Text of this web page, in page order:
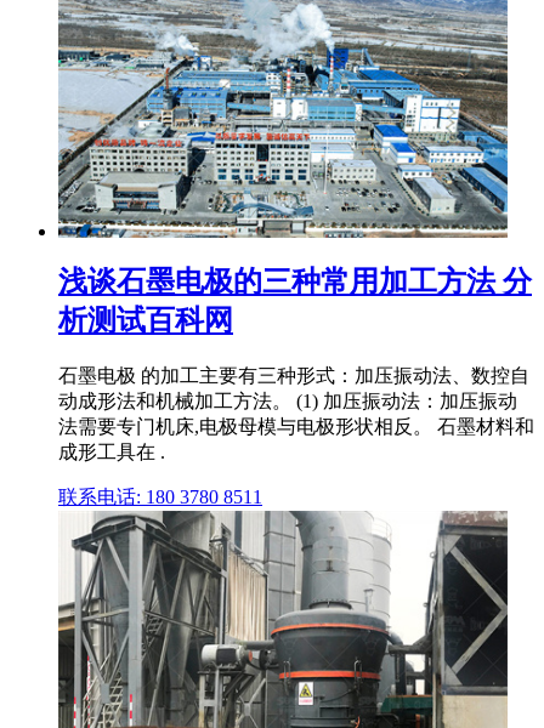
浅谈石墨电极的三种常用加工方法 分
析测试百科网
石墨电极 的加工主要有三种形式：加压振动法、数控自
动成形法和机械加工方法。 (1) 加压振动法：加压振动
法需要专门机床,电极母模与电极形状相反。 石墨材料和
成形工具在 .
联系电话: 180 3780 8511